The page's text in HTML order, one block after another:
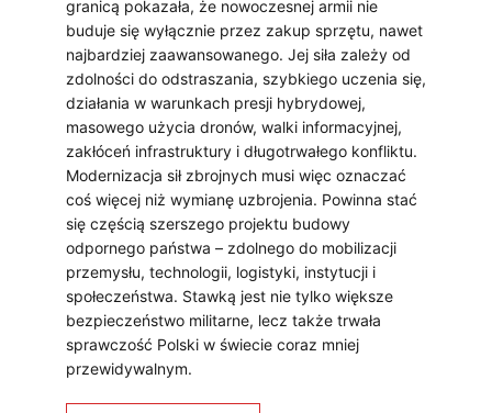
granicą pokazała, że nowoczesnej armii nie
buduje się wyłącznie przez zakup sprzętu, nawet
najbardziej zaawansowanego. Jej siła zależy od
zdolności do odstraszania, szybkiego uczenia się,
działania w warunkach presji hybrydowej,
masowego użycia dronów, walki informacyjnej,
zakłóceń infrastruktury i długotrwałego konfliktu.
Modernizacja sił zbrojnych musi więc oznaczać
coś więcej niż wymianę uzbrojenia. Powinna stać
się częścią szerszego projektu budowy
odpornego państwa – zdolnego do mobilizacji
przemysłu, technologii, logistyki, instytucji i
społeczeństwa. Stawką jest nie tylko większe
bezpieczeństwo militarne, lecz także trwała
sprawczość Polski w świecie coraz mniej
przewidywalnym.